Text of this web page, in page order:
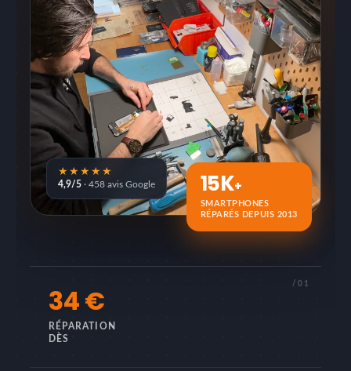
★★★★★
4,9/5 · 458 avis Google 15K+
SMARTPHONES
RÉPARÉS DEPUIS 2013
/01
34 €
RÉPARATION
DÈS